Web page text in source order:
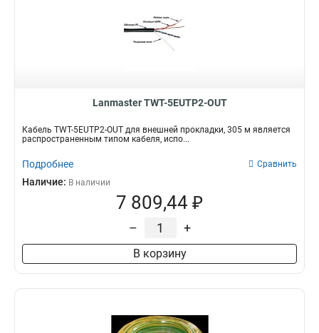
Lanmaster TWT-5EUTP2-OUT
Кабель TWT-5EUTP2-OUT для внешней прокладки, 305 м является
распространенным типом кабеля, испо...
Подробнее Сравнить
Наличие: В наличии
7 809,44 ₽
– +
В корзину